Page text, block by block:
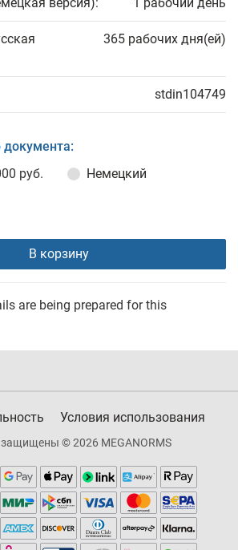
365 рабочих дня(ей)
stdin104749
руб. Немецкий
В корзину
are being prepared for this
Условия использования
защищены © 2026 MEGANORMS